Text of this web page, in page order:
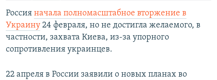
Россия начала полномасштабное вторжение в
Украину 24 февраля, но не достигла желаемого, в
частности, захвата Киева, из-за упорного
сопротивления украинцев.
22 апреля в России заявили о новых планах во